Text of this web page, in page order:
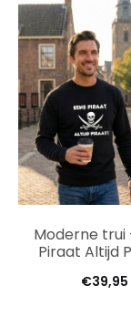
Moderne trui
Piraat Altijd
€39,95